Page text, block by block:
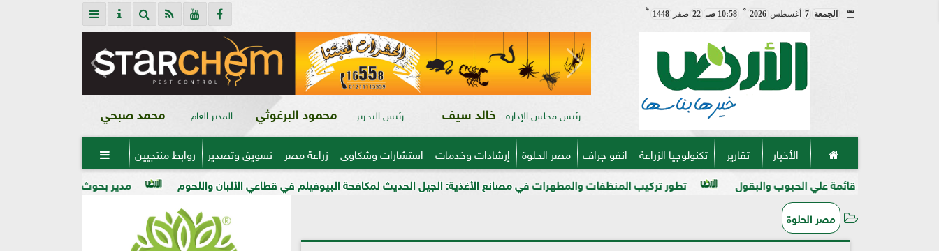
الجمعة 7 أغسطس2026
مـ
10:58 صـ 22 صفر1448
هـ
رئيس مجلس الإدارة خالد سيف رئيس التحرير محمود البرغوثي المدير العام محمد صبحي
الأخبار تقارير تكنولوجيا الزراعة انفو جراف مصر الحلوة إرشادات وخدمات استشارات وشكاوى زراعة مصر تسويق وتصدير روابط منتجيين 
مدير بحوث أمراض النباتات: التغيرات تطور تركيب المنظفات والمطهرات في مصانع الأغذية: الجيل الحديث لمكافحة البيوفيلم في قطاعي الألبان واللحوم علي الحبوب والبقول
مصر الحلوة